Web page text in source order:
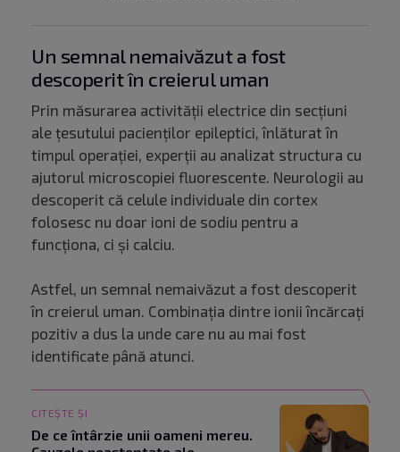
Un semnal nemaivăzut a fost
descoperit în creierul uman
Prin măsurarea activității electrice din secțiuni
ale țesutului pacienților epileptici, înlăturat în
timpul operației, experții au analizat structura cu
ajutorul microscopiei fluorescente. Neurologii au
descoperit că celule individuale din cortex
folosesc nu doar ioni de sodiu pentru a
funcționa, ci și calciu.
Astfel, un semnal nemaivăzut a fost descoperit
în creierul uman. Combinația dintre ionii încărcați
pozitiv a dus la unde care nu au mai fost
identificate până atunci.
CITEȘTE ȘI
De ce întârzie unii oameni mereu.